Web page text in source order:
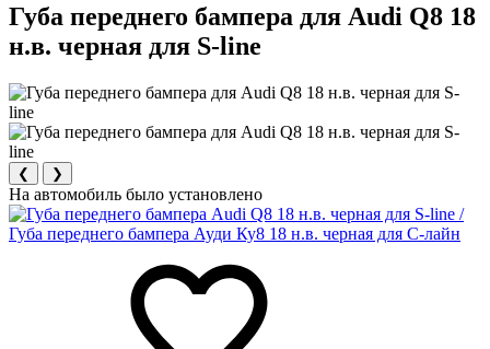
Губа переднего бампера для Audi Q8 18
н.в. черная для S-line
❮ ❯
На автомобиль было установлено